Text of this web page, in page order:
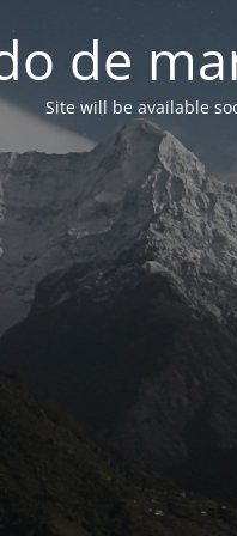
de
Site will be available